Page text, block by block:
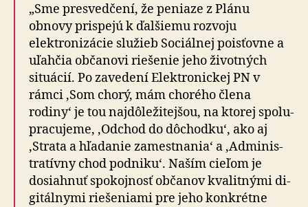
„Sme presvedčení, že peniaze z Plánu
obnovy prispejú k ďalšiemu rozvoju
elektronizácie služieb Sociálnej poisťovne a
uľahčia občanovi riešenie jeho životných
situácií. Po zavedení Elektronickej PN v
rámci ‚Som chorý, mám chorého člena
rodiny‘ je tou naj­dô­le­ži­tej­šou, na ktorej spo­lu­
pra­cu­jeme, ‚Odchod do dôchodku‘, ako aj
‚Strata a hľa­danie zamestnania‘ a ‚Ad­mi­nis­
tra­tívny chod pod­niku‘. Naším cieľom je
dosiahnuť spo­koj­nosť občanov kvalitnými di­
gi­tál­nymi rie­še­niami pre jeho kon­krétne